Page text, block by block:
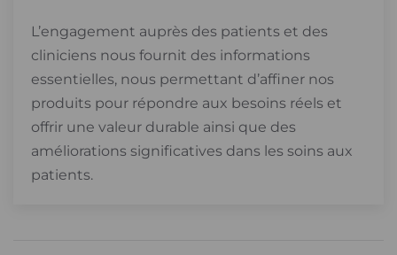
L’engagement auprès des patients et des
cliniciens nous fournit des informations
essentielles, nous permettant d’affiner nos
produits pour répondre aux besoins réels et
offrir une valeur durable ainsi que des
améliorations significatives dans les soins aux
patients.